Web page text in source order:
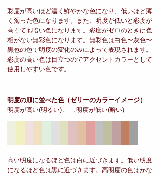
彩度が高いほど濃く鮮やかな色になり、低いほど薄
く濁った色になります。また、明度が低いと彩度が
高くても暗い色になります。彩度がゼロのときは色
相がない無彩色になります。無彩色は白色〜灰色〜
黒色の色で明度の変化のみによって表現されます。
彩度の高い色は目立つのでアクセントカラーとして
使用しやすい色です。
明度の順に並べた色（ゼリーのカラーイメージ）
明度が高い(明るい)← →明度が低い(暗い)
高い明度になるほど色は白に近づきます。低い明度
になるほど色は黒に近づきます。高明度の色はかな